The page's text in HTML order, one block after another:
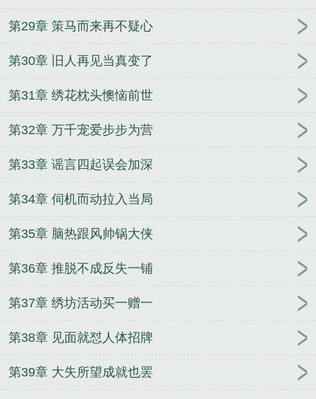
第29章 策马而来再不疑心
第30章 旧人再见当真变了
第31章 绣花枕头懊恼前世
第32章 万千宠爱步步为营
第33章 谣言四起误会加深
第34章 伺机而动拉入当局
第35章 脑热跟风帅锅大侠
第36章 推脱不成反失一铺
第37章 绣坊活动买一赠一
第38章 见面就怼人体招牌
第39章 大失所望成就也罢